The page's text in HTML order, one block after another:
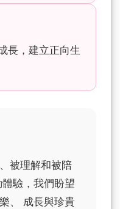
長，建立正向生
被理解和被陪
驗，我們盼望
、 成長與珍貴